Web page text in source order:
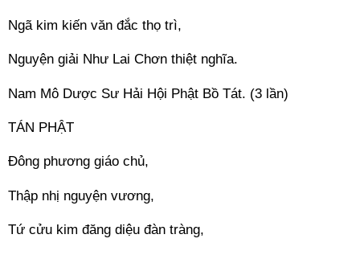
Ngã kim kiến văn đắc thọ trì,
Nguyện giải Như Lai Chơn thiệt nghĩa.
Nam Mô Dược Sư Hải Hội Phật Bồ Tát. (3 lần)
TÁN PHẬT
Đông phương giáo chủ,
Thập nhị nguyện vương,
Tứ cửu kim đăng diệu đàn tràng,